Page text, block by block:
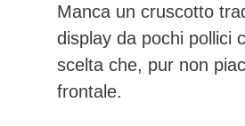
Manca un cruscotto
display da pochi pollici
scelta che, pur non
frontale.